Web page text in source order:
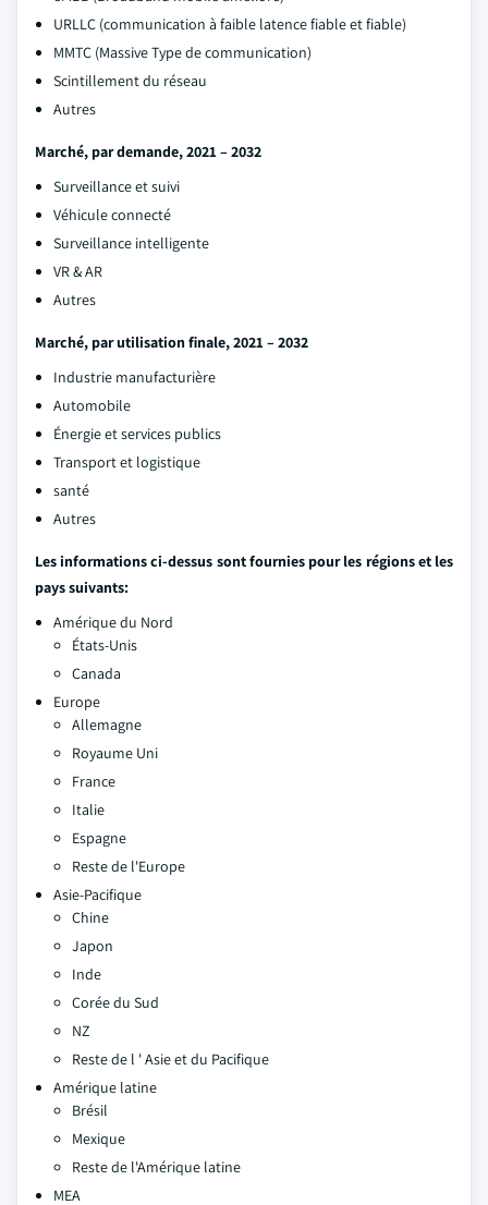
URLLC (communication à faible latence fiable et fiable)
MMTC (Massive Type de communication)
Scintillement du réseau
Autres
Marché, par demande, 2021 – 2032
Surveillance et suivi
Véhicule connecté
Surveillance intelligente
VR & AR
Autres
Marché, par utilisation finale, 2021 – 2032
Industrie manufacturière
Automobile
Énergie et services publics
Transport et logistique
santé
Autres
Les informations ci-dessus sont fournies pour les régions et les
pays suivants:
Amérique du Nord
États-Unis
Canada
Europe
Allemagne
Royaume Uni
France
Italie
Espagne
Reste de l'Europe
Asie-Pacifique
Chine
Japon
Inde
Corée du Sud
NZ
Reste de l ' Asie et du Pacifique
Amérique latine
Brésil
Mexique
Reste de l'Amérique latine
MEA